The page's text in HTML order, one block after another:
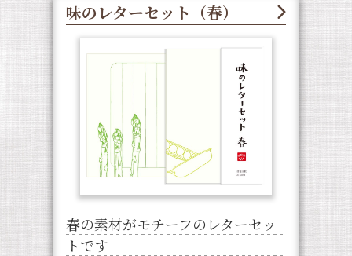
味のレターセット（春）
春の素材がモチーフのレターセッ
トです